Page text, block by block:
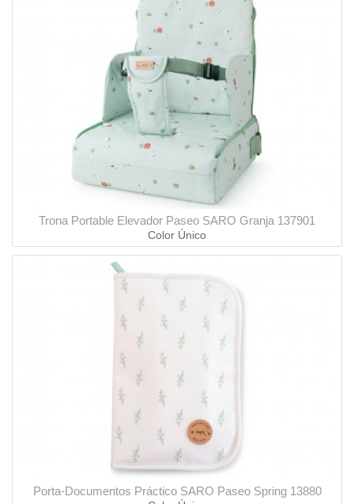
Trona Portable Elevador Paseo SARO Granja 137901
Color Único
Porta-Documentos Práctico SARO Paseo Spring 13880